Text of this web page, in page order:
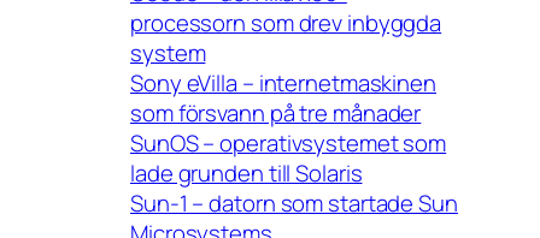
processorn som drev inbyggda
system
Sony eVilla – internetmaskinen
som försvann på tre månader
SunOS – operativsystemet som
lade grunden till Solaris
Sun-1 – datorn som startade Sun